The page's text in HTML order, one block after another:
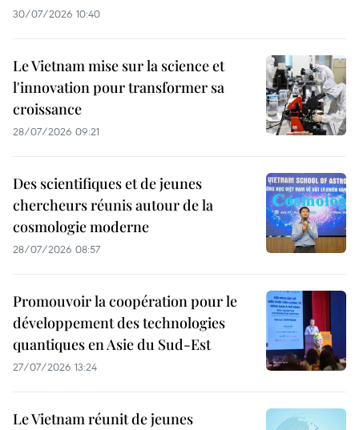
30/07/2026 10:40
Le Vietnam mise sur la science et
l'innovation pour transformer sa
croissance
28/07/2026 09:21
Des scientifiques et de jeunes
chercheurs réunis autour de la
cosmologie moderne
28/07/2026 08:57
Promouvoir la coopération pour le
développement des technologies
quantiques en Asie du Sud-Est
27/07/2026 13:24
Le Vietnam réunit de jeunes